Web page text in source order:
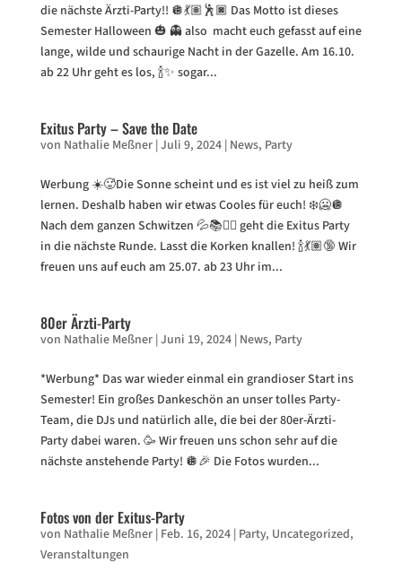
die nächste Ärzti-Party!! 🪩💃🏽🕺🏿 Das Motto ist dieses
Semester Halloween 🎃 👻 also macht euch gefasst auf eine
lange, wilde und schaurige Nacht in der Gazelle. Am 16.10.
ab 22 Uhr geht es los, 🍾✨ sogar...
Exitus Party – Save the Date
von Nathalie Meßner|Juli 9, 2024| News, Party
Werbung ☀️🥵Die Sonne scheint und es ist viel zu heiß zum
lernen. Deshalb haben wir etwas Cooles für euch! ❄️🥶🪩
Nach dem ganzen Schwitzen 💦📚🙇‍♂️ geht die Exitus Party
in die nächste Runde. Lasst die Korken knallen! 🍾💃🏽🔞 Wir
freuen uns auf euch am 25.07. ab 23 Uhr im...
80er Ärzti-Party
von Nathalie Meßner|Juni 19, 2024| News, Party
*Werbung* Das war wieder einmal ein grandioser Start ins
Semester! Ein großes Dankeschön an unser tolles Party-
Team, die DJs und natürlich alle, die bei der 80er-Ärzti-
Party dabei waren. 🥳 Wir freuen uns schon sehr auf die
nächste anstehende Party! 🪩🎉 Die Fotos wurden...
Fotos von der Exitus-Party
von Nathalie Meßner| Feb. 16, 2024| Party, Uncategorized,
Veranstaltungen